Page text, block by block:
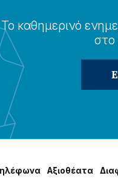
Το καθημερɩνό
στο
Αξɩοθέατα